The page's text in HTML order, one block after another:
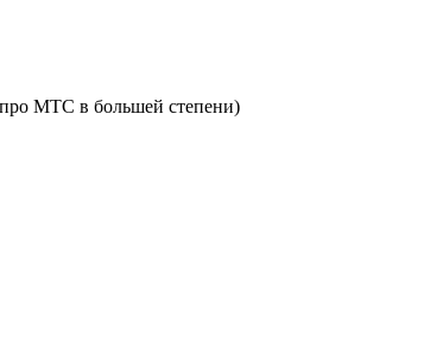
про МТС в большей степени)